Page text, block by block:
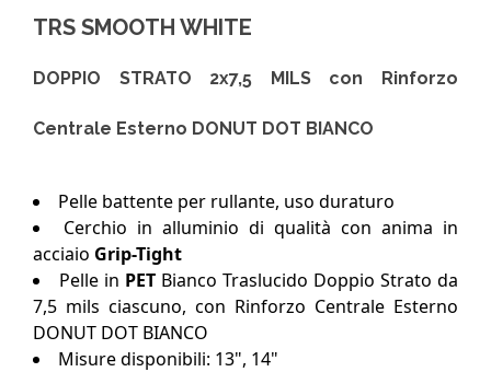
TRS SMOOTH WHITE
DOPPIO STRATO 2x7,5 MILS con Rinforzo
Centrale Esterno DONUT DOT BIANCO
Pelle battente per rullante, uso duraturo
Cerchio in alluminio di qualità con anima in
acciaio Grip-Tight
Pelle in PET Bianco Traslucido Doppio Strato da
7,5 mils ciascuno, con Rinforzo Centrale Esterno
DONUT DOT BIANCO
Misure disponibili: 13", 14"